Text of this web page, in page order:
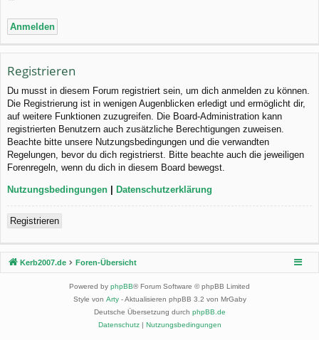
Registrieren
Du musst in diesem Forum registriert sein, um dich anmelden zu können.
Die Registrierung ist in wenigen Augenblicken erledigt und ermöglicht dir,
auf weitere Funktionen zuzugreifen. Die Board-Administration kann
registrierten Benutzern auch zusätzliche Berechtigungen zuweisen.
Beachte bitte unsere Nutzungsbedingungen und die verwandten
Regelungen, bevor du dich registrierst. Bitte beachte auch die jeweiligen
Forenregeln, wenn du dich in diesem Board bewegst.
Nutzungsbedingungen Datenschutzerklärung
Registrieren
Kerb2007.de Foren-Übersicht
Powered by phpBB® Forum Software © phpBB Limited
Style von Arty- Aktualisieren phpBB 3.2 von MrGaby
Deutsche Übersetzung durch phpBB.de
Datenschutz| Nutzungsbedingungen